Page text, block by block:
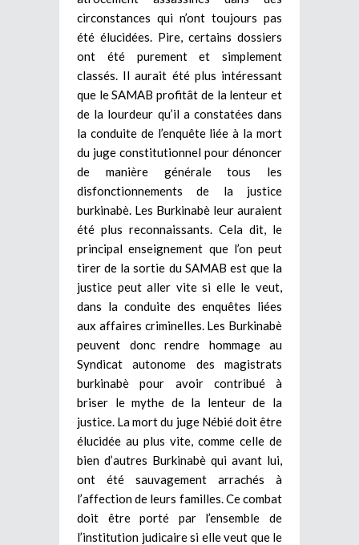
circonstances qui n’ont toujours pas
été élucidées. Pire, certains dossiers
ont été purement et simplement
classés. Il aurait été plus intéressant
que le SAMAB profitât de la lenteur et
de la lourdeur qu’il a constatées dans
la conduite de l’enquête liée à la mort
du juge constitutionnel pour dénoncer
de manière générale tous les
disfonctionnements de la justice
burkinabè. Les Burkinabè leur auraient
été plus reconnaissants. Cela dit, le
principal enseignement que l’on peut
tirer de la sortie du SAMAB est que la
justice peut aller vite si elle le veut,
dans la conduite des enquêtes liées
aux affaires criminelles. Les Burkinabè
peuvent donc rendre hommage au
Syndicat autonome des magistrats
burkinabè pour avoir contribué à
briser le mythe de la lenteur de la
justice. La mort du juge Nébié doit être
élucidée au plus vite, comme celle de
bien d’autres Burkinabè qui avant lui,
ont été sauvagement arrachés à
l’affection de leurs familles. Ce combat
doit être porté par l’ensemble de
l’institution judicaire si elle veut que le